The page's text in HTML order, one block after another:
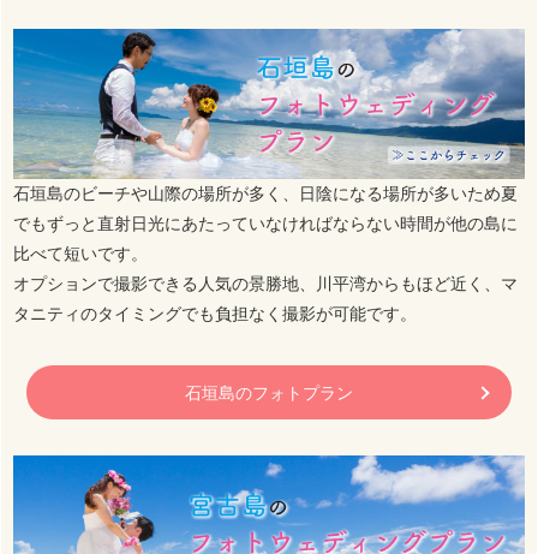
石垣島のビーチや山際の場所が多く、日陰になる場所が多いため夏
でもずっと直射日光にあたっていなければならない時間が他の島に
比べて短いです。
オプションで撮影できる人気の景勝地、川平湾からもほど近く、マ
タニティのタイミングでも負担なく撮影が可能です。
石垣島のフォトプラン